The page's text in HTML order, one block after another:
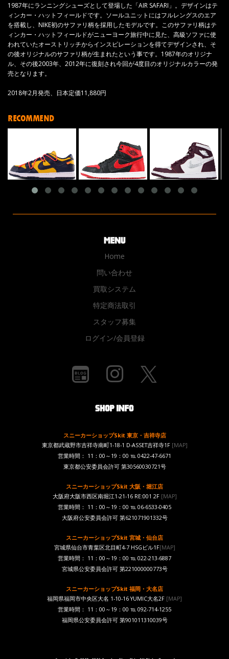
1987年にランニングシューズとして登場した「AIR SAFARI」。デザインはテ
ィンカー・ハットフィールドです。ソールユニットにはフルレングスのエア
を搭載し、NIKE初のサファリ柄を採用したモデルです。このサファリ柄はテ
ィンカー・ハットフィールドがニューヨーク旅行中に見た、高級ソファに使
われていたオーストリッチからインスピレーションを得てデザインされ、そ
の後オリジナルのサファリ柄が生まれたという事です。1987年のオリジナ
ル、その後2003年、2012年に復刻され今回が4度目のオリジナルカラーの発
売となります。
2018年2月発売、日本定価11,880円
RECOMMEND
Home
問い合わせ
買取システム
特定商法取引
スタッフ募集
ログイン/会員登録
スニーカーショップSkit 東京・吉祥寺店
東京都武蔵野市吉祥寺南町1-18-1 D-ASSET吉祥寺1F [MAP]
営業時間： 11：00～19：00 ℡ 0422-47-6671
東京都公安委員会許可 第30560030721号
スニーカーショップSkit 大阪・堀江店
大阪府大阪市西区南堀江1-21-16 RE:001 2F[MAP]
営業時間： 11：00～19：00 ℡ 06-6533-0405
大阪府公安委員会許可 第621071901332号
スニーカーショップSkit 宮城・仙台店
宮城県仙台市青葉区北目町4-7 HSGビル1F[MAP]
営業時間： 11：00～19：00 ℡ 022-213-6887
宮城県公安委員会許可 第221000000773号
スニーカーショップSkit 福岡・大名店
福岡県福岡市中央区大名 1-10-16 YUMIC大名2F [MAP]
営業時間： 11：00～19：00 ℡ 092-714-1255
福岡県公安委員会許可 第901011310039号